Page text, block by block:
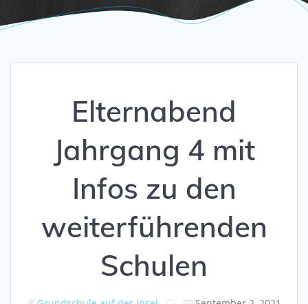
Elternabend
Jahrgang 4 mit
Infos zu den
weiterführenden
Schulen